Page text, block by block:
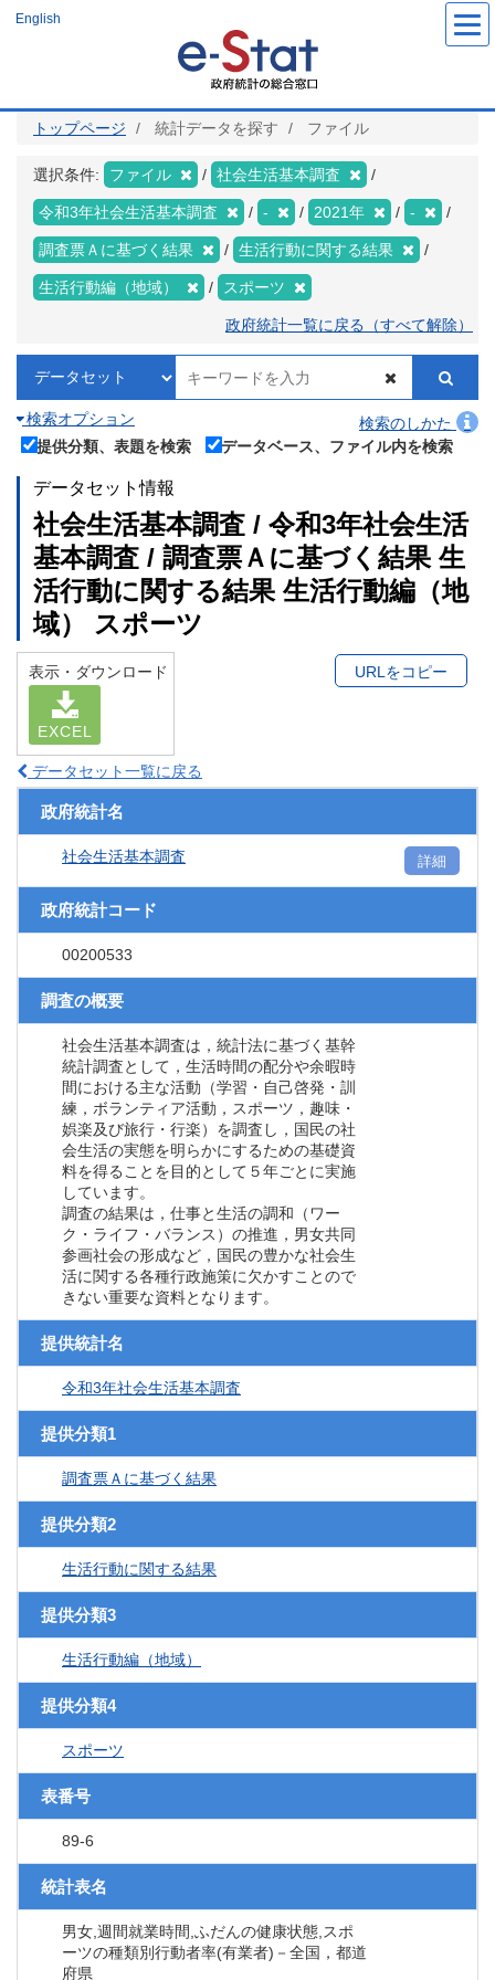
ツ
English
トップページ 統計データを探す ファイル
選択条件: ファイル 社会生活基本調査
令和3年社会生活基本調査 - 2021年 -
調査票Ａに基づく結果 生活行動に関する結果
生活行動編（地域） スポーツ
政府統計一覧に戻る（すべて解除）
検索オプション
検索のしかた
提供分類、表題を検索
データベース、ファイル内を検索
データセット情報
社会生活基本調査 / 令和3年社会生活
基本調査 / 調査票Ａに基づく結果 生
活行動に関する結果 生活行動編（地
域） スポーツ
表示・ダウンロード
EXCEL
URLをコピー
データセット一覧に戻る
政府統計名
社会生活基本調査 詳細
政府統計コード
00200533
調査の概要
社会生活基本調査は，統計法に基づく基幹
統計調査として，生活時間の配分や余暇時
間における主な活動（学習・自己啓発・訓
練，ボランティア活動，スポーツ，趣味・
娯楽及び旅行・行楽）を調査し，国民の社
会生活の実態を明らかにするための基礎資
料を得ることを目的として５年ごとに実施
しています。
調査の結果は，仕事と生活の調和（ワー
ク・ライフ・バランス）の推進，男女共同
参画社会の形成など，国民の豊かな社会生
活に関する各種行政施策に欠かすことので
きない重要な資料となります。
提供統計名
令和3年社会生活基本調査
提供分類1
調査票Ａに基づく結果
提供分類2
生活行動に関する結果
提供分類3
生活行動編（地域）
提供分類4
スポーツ
表番号
89-6
統計表名
男女,週間就業時間,ふだんの健康状態,スポ
ーツの種類別行動者率(有業者)－全国，都道
府県